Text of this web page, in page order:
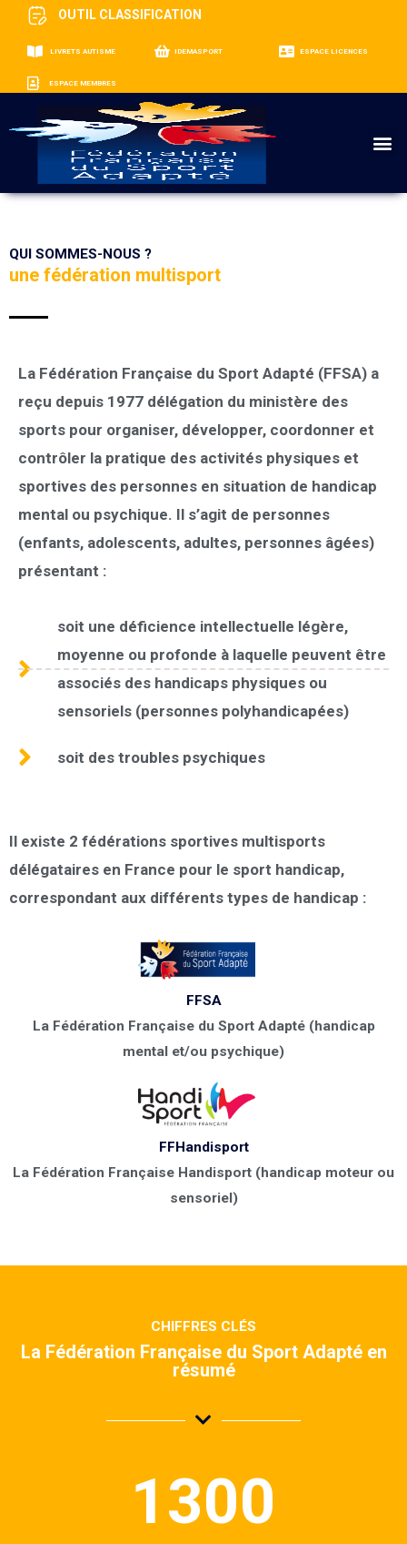
OUTIL CLASSIFICATION
LIVRETS AUTISME IDEMASPORT ESPACE LICENCES
ESPACE MEMBRES
QUI SOMMES-NOUS ?
une fédération multisport
La Fédération Française du Sport Adapté (FFSA) a
reçu depuis 1977 délégation du ministère des
sports pour organiser, développer, coordonner et
contrôler la pratique des activités physiques et
sportives des personnes en situation de handicap
mental ou psychique. Il s’agit de personnes
(enfants, adolescents, adultes, personnes âgées)
présentant :
soit une déficience intellectuelle légère,
moyenne ou profonde à laquelle peuvent être
associés des handicaps physiques ou
sensoriels (personnes polyhandicapées)
soit des troubles psychiques
Il existe 2 fédérations sportives multisports
délégataires en France pour le sport handicap,
correspondant aux différents types de handicap :
FFSA
La Fédération Française du Sport Adapté (handicap
mental et/ou psychique)
FFHandisport
La Fédération Française Handisport (handicap moteur ou
sensoriel)
CHIFFRES CLÉS
La Fédération Française du Sport Adapté en
résumé
1300